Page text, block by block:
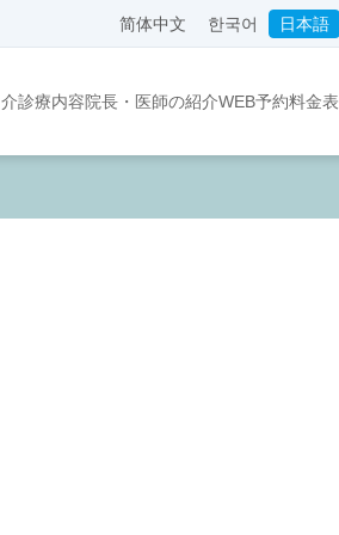
简体中文 한국어 日本語
診療内容院長・医師の紹介WEB予約料金表